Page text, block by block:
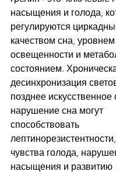
насыщения и голода,
регулируются
качеством сна, уровнем
освещенности и
состоянием.
десинхронизация
позднее
нарушение сна могут
способствовать
чувства голода,
насыщения и развитию